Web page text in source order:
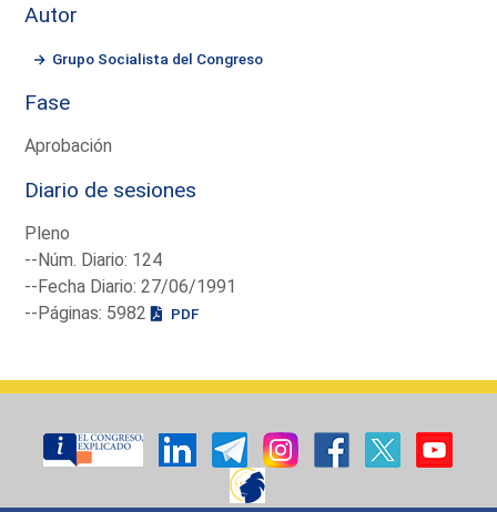
Autor
Grupo Socialista del Congreso
Fase
Aprobación
Diario de sesiones
Pleno
--Núm. Diario: 124
--Fecha Diario: 27/06/1991
--Páginas: 5982
PDF